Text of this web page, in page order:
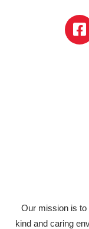
Our mission is to
kind and caring